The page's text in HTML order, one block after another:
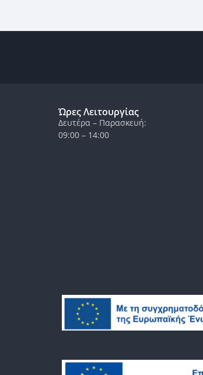
Ώρες Λειτουργίας
Δευτέρα – Παρασκευή:
09:00 – 14:00